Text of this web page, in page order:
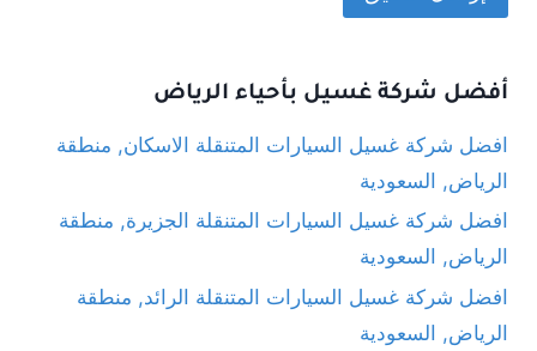
أفضل شركة غسيل بأحياء الرياض
افضل شركة غسيل السيارات المتنقلة الاسكان, منطقة
الرياض, السعودية
افضل شركة غسيل السيارات المتنقلة الجزيرة, منطقة
الرياض, السعودية
افضل شركة غسيل السيارات المتنقلة الرائد, منطقة
الرياض, السعودية